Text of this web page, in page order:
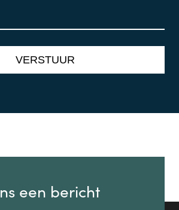
een bericht